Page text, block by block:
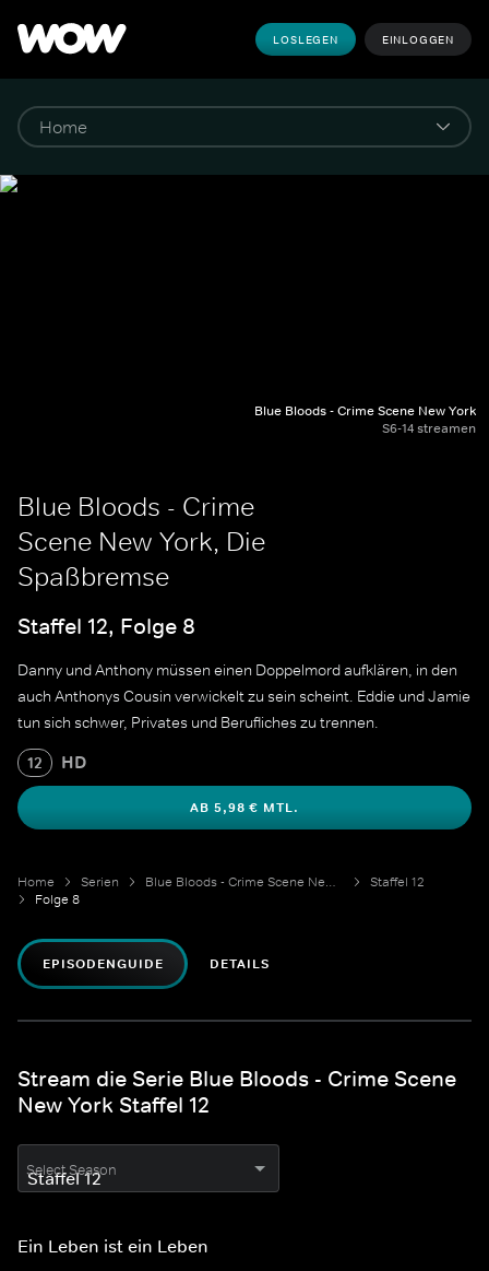
LOSLEGEN EINLOGGEN
Blue Bloods - Crime Scene New York
S6-14 streamen
Blue Bloods - Crime
Scene New York, Die
Spaßbremse
Staffel 12, Folge 8
Danny und Anthony müssen einen Doppelmord aufklären, in den
auch Anthonys Cousin verwickelt zu sein scheint. Eddie und Jamie
tun sich schwer, Privates und Berufliches zu trennen.
12 HD
AB 5,98 € MTL.
Home Serien Blue Bloods - Crime Scene New York
Staffel 12
Folge 8
EPISODENGUIDE DETAILS
Stream die Serie Blue Bloods - Crime Scene
New York Staffel 12
Select Season
Ein Leben ist ein Leben